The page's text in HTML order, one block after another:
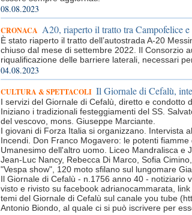
08.08.2023
CRONACA A20, riaperto il tratto tra Campofelice
È stato riaperto il tratto dell’autostrada A-20
chiuso dal mese di settembre 2022. Il Consorzio
riqualificazione delle barriere laterali, necessari
04.08.2023
CULTURA & SPETTACOLI Il Giornale di Cefalù,
I servizi del Giornale di Cefalù, diretto e condotto
Iniziano i tradizionali festeggiamenti del SS.
del vescovo, mons. Giuseppe Marciante.
I giovani di Forza Italia si organizzano. Intervista
Incendi. Don Franco Mogavero: le potenti fiamme
Umanesimo dell'altro uomo. Liceo Mandralisca e
Jean-Luc Nancy, Rebecca Di Marco, Sofia
"Vespa show", 120 moto sfilano sul lungomare
Il Giornale di Cefalù - n.1756 anno 40 - notiziario
visto e rivisto su facebook adrianocammarata,
temi del Giornale di Cefalù sul canale you tube
Antonio Biondo, al quale ci si può iscrivere per